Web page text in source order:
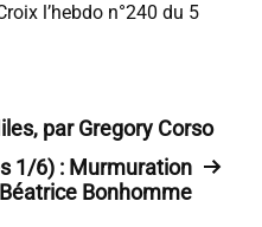
l’hebdo n°240 du 5
par Gregory Corso
1/6) : Murmuration
Bonhomme